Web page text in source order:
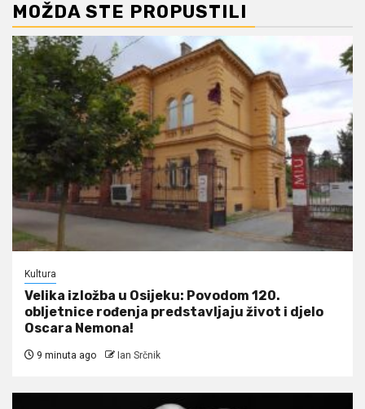
MOŽDA STE PROPUSTILI
Kultura
Velika izložba u Osijeku: Povodom 120.
obljetnice rođenja predstavljaju život i djelo
Oscara Nemona!
9 minuta ago Ian Srčnik